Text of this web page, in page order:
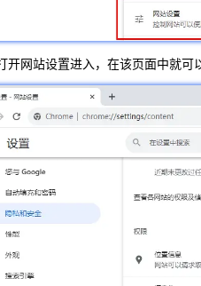
开网站设置进入，在该页面中就可